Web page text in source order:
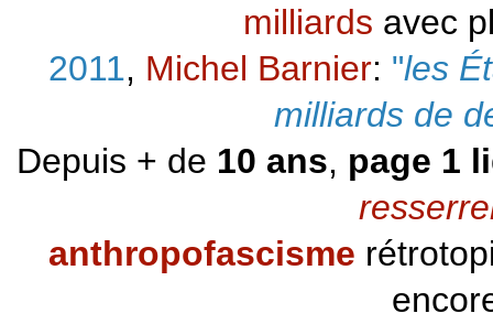
milliards avec
2011, Michel Barnier: "les
milliards de
Depuis + de 10 ans, page 1
anthropofascisme